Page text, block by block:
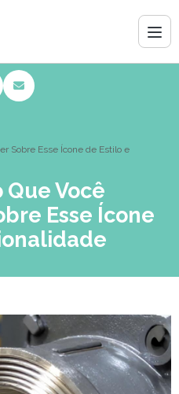
Sobre Esse Ícone de Estilo e
Que Você
Esse Ícone